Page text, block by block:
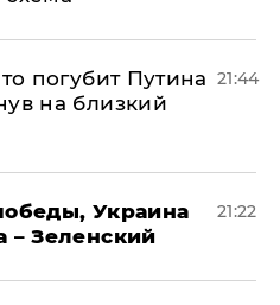
погубит Путина
на близкий
21:44
Украина
– Зеленский
21:22